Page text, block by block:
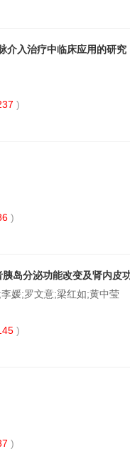
介入治疗中临床应用的研究
)
)
岛分泌功能改变及肾内皮
媛;罗文意;梁红如;黄中莹
)
)